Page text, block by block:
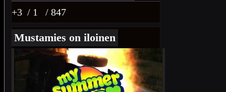
+3 / 1 / 847
Mustamies on iloinen